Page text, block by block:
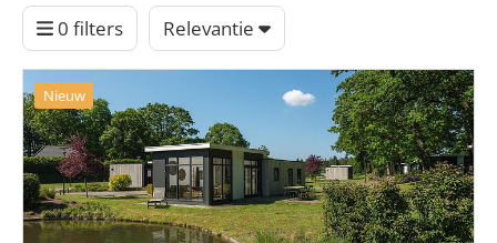
0 filters Relevantie
Nieuw